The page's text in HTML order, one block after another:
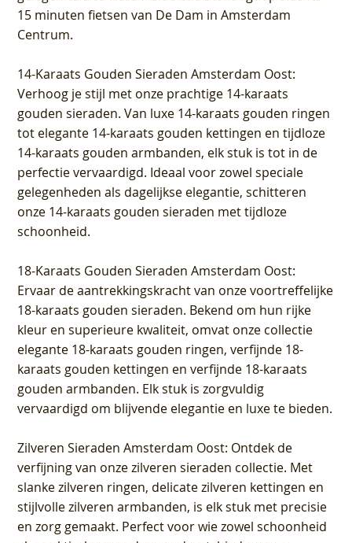
15 minuten fietsen van De Dam in Amsterdam
Centrum.
14-Karaats Gouden Sieraden Amsterdam Oost:
Verhoog je stijl met onze prachtige 14-karaats
gouden sieraden. Van luxe 14-karaats gouden ringen
tot elegante 14-karaats gouden kettingen en tijdloze
14-karaats gouden armbanden, elk stuk is tot in de
perfectie vervaardigd. Ideaal voor zowel speciale
gelegenheden als dagelijkse elegantie, schitteren
onze 14-karaats gouden sieraden met tijdloze
schoonheid.
18-Karaats Gouden Sieraden Amsterdam Oost:
Ervaar de aantrekkingskracht van onze voortreffelijke
18-karaats gouden sieraden. Bekend om hun rijke
kleur en superieure kwaliteit, omvat onze collectie
elegante 18-karaats gouden ringen, verfijnde 18-
karaats gouden kettingen en verfijnde 18-karaats
gouden armbanden. Elk stuk is zorgvuldig
vervaardigd om blijvende elegantie en luxe te bieden.
Zilveren Sieraden Amsterdam Oost: Ontdek de
verfijning van onze zilveren sieraden collectie. Met
slanke zilveren ringen, delicate zilveren kettingen en
stijlvolle zilveren armbanden, is elk stuk met precisie
en zorg gemaakt. Perfect voor wie zowel schoonheid